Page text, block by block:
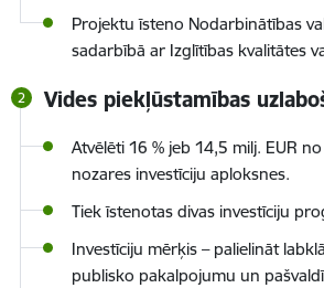
Projektu īsteno Nodarbinātības
sadarbībā ar Izglītības kvalitātes
Vides piekļūstamības
Atvēlēti 16 % jeb 14,5 milj. EUR
nozares investīciju aploksnes.
Tiek īstenotas divas investīciju
Investīciju mērķis – palielināt
publisko pakalpojumu un